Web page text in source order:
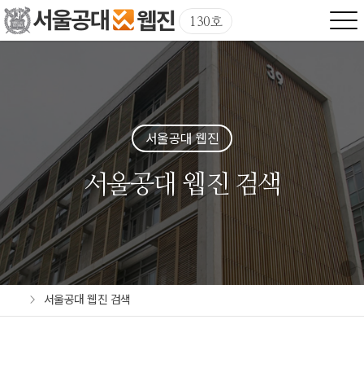
130호
서울공대 웹진
서울공대 웹진 검색
서울공대 웹진 검색